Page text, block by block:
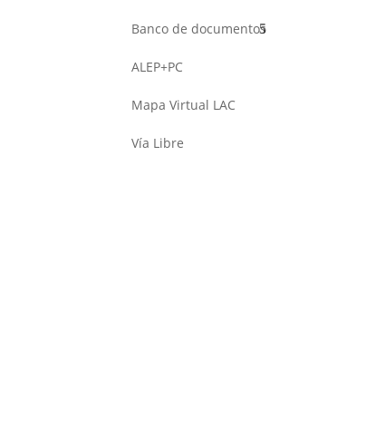
Banco de documentos
ALEP+PC
Mapa Virtual LAC
Vía Libre